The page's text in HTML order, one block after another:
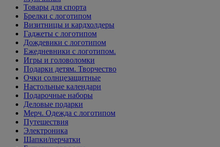
Товары для спорта
Брелки с логотипом
Визитницы и кардхолдеры
Гаджеты с логотипом
Дождевики с логотипом
Ежедневники с логотипом.
Игры и головоломки
Подарки детям. Творчество
Очки солнцезащитные
Настольные календари
Подарочные наборы
Деловые подарки
Мерч. Одежда с логотипом
Путешествия
Электроника
Шапки/перчатки